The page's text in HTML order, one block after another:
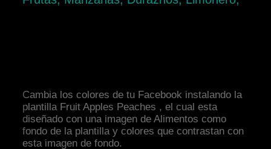
Cambia los colores de tu Facebook instalando la
plantilla Fruit Apples Peaches , el cual esta
diseñado con una imagen de Alimentos como
fondo de la plantilla y colores que contrastan con
esta imagen de fondo.